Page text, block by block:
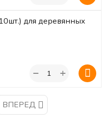
для деревянных
+
−
ВПЕРЕД